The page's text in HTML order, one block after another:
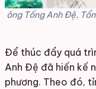
ông Tống Anh Đệ,
Để thúc đẩy quá
Anh Đệ đã hiến kế
phương. Theo đó,